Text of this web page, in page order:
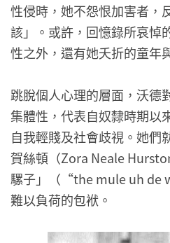
性侵時，她不怨恨加害者，
該」。或許，回憶錄所哀悼
性之外，還有她夭折的童年
跳脫個人心理的層面，沃德
集體性，代表自奴隸時期以
自我輕賤及社會歧視。她們
賀絲頓（Zora Neale
騾子」（“the mule uh de
難以負荷的包袱。